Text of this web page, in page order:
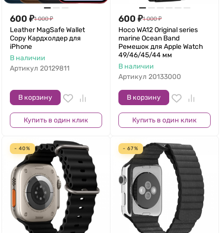
600 ₽1 000 ₽
Leather MagSafe Wallet
Copy Кардхолдер для
iPhone
В наличии
Артикул 20129811
В корзину
Купить в один клик
600 ₽1 000 ₽
Hoco WA12 Original series
marine Ocean Band
Ремешок для Apple Watch
49/46/45/44 мм
В наличии
Артикул 20133000
В корзину
Купить в один клик
- 40% - 67%